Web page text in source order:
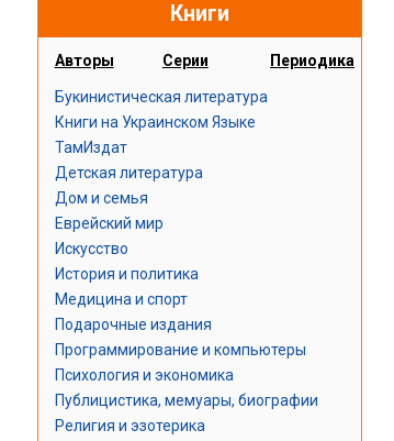
Книги
Авторы Серии Периодика
Букинистическая литература
Книги на Украинском Языке
ТамИздат
Детская литература
Дом и семья
Еврейский мир
Искусство
История и политика
Медицина и спорт
Подарочные издания
Программирование и компьютеры
Психология и экономика
Публицистика, мемуары, биографии
Религия и эзотерика